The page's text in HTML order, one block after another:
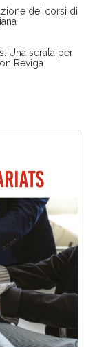
dei corsi di
Una serata per
Reviga